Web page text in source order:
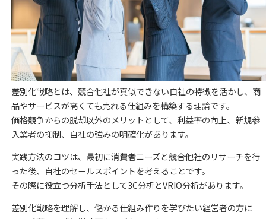
差別化戦略とは、競合他社が真似できない自社の特徴を活かし、商
品やサービスが高くても売れる仕組みを構築する理論です。
価格競争からの脱却以外のメリットとして、利益率の向上、新規参
入業者の抑制、自社の強みの明確化があります。
実践方法のコツは、最初に消費者ニーズと競合他社のリサーチを行
った後、自社のセールスポイントを考えることです。
その際に役立つ分析手法として3C分析とVRIO分析があります。
差別化戦略を理解し、儲かる仕組み作りを学びたい経営者の方に